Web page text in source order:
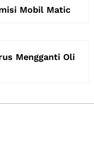
Mobil Matic
Mengganti Oli